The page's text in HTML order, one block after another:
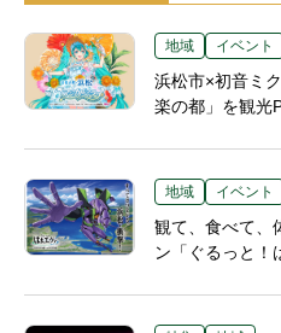
地域 イベント
浜松市×初音ミ
楽の都」を観光
地域 イベント
観て、食べて
ン「ぐるっと！